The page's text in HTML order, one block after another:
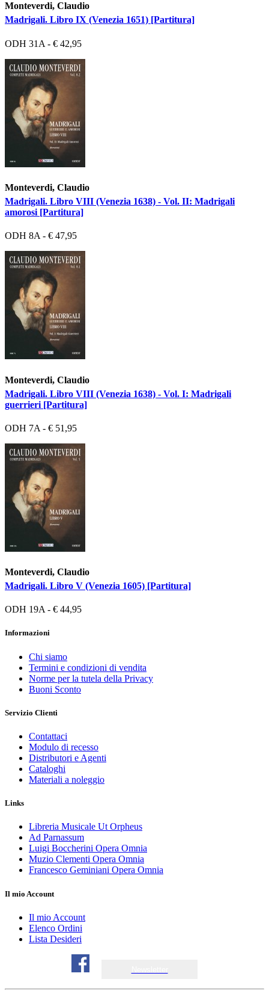
Monteverdi, Claudio
Madrigali. Libro IX (Venezia 1651) [Partitura]
ODH 31A - € 42,95
Monteverdi, Claudio
Madrigali. Libro VIII (Venezia 1638) - Vol. II: Madrigali
amorosi [Partitura]
ODH 8A - € 47,95
Monteverdi, Claudio
Madrigali. Libro VIII (Venezia 1638) - Vol. I: Madrigali
guerrieri [Partitura]
ODH 7A - € 51,95
Monteverdi, Claudio
Madrigali. Libro V (Venezia 1605) [Partitura]
ODH 19A - € 44,95
Informazioni
Chi siamo
Termini e condizioni di vendita
Norme per la tutela della Privacy
Buoni Sconto
Servizio Clienti
Contattaci
Modulo di recesso
Distributori e Agenti
Cataloghi
Materiali a noleggio
Links
Libreria Musicale Ut Orpheus
Ad Parnassum
Luigi Boccherini Opera Omnia
Muzio Clementi Opera Omnia
Francesco Geminiani Opera Omnia
Il mio Account
Il mio Account
Elenco Ordini
Lista Desideri